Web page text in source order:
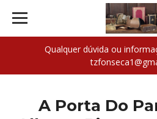
Qualquer dúvida ou
A Porta Do